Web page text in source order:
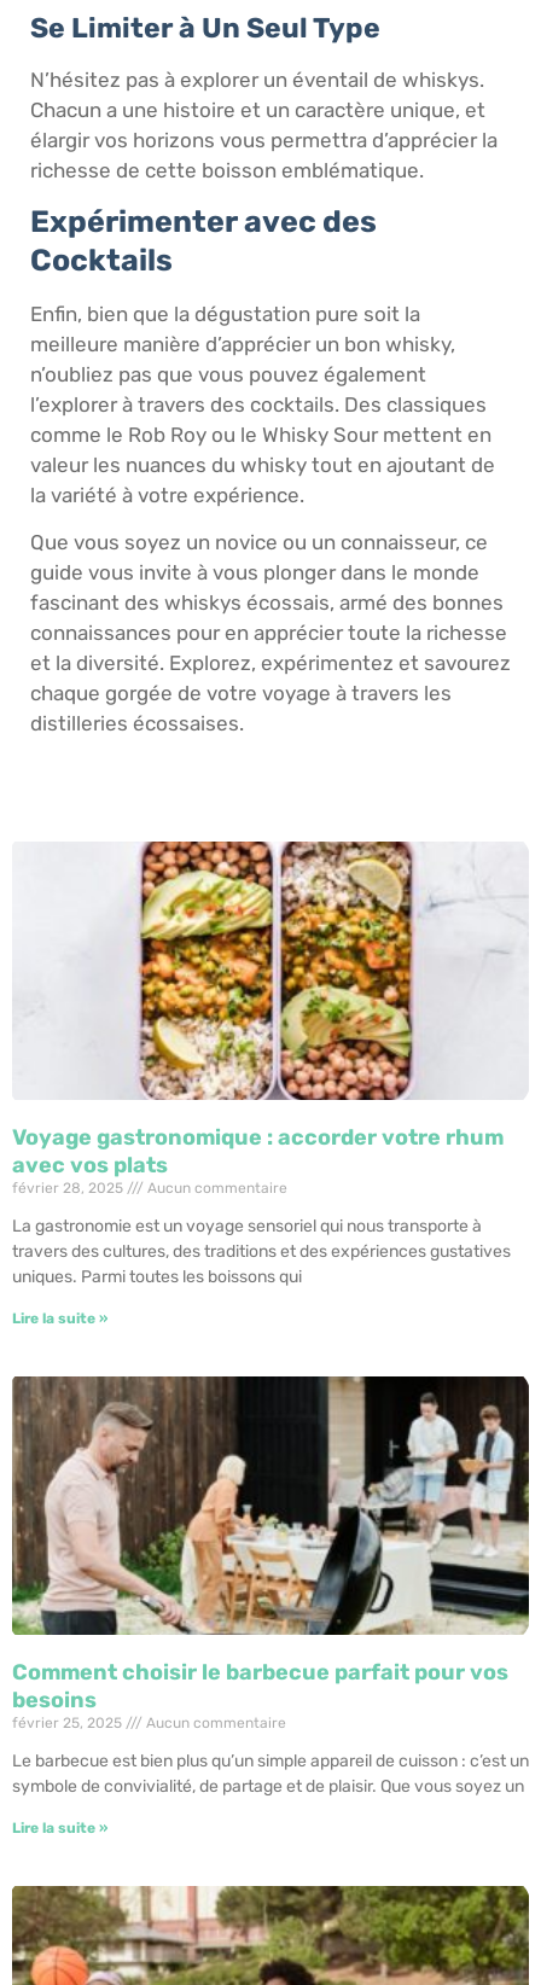
Se Limiter à Un Seul Type
N’hésitez pas à explorer un éventail de whiskys.
Chacun a une histoire et un caractère unique, et
élargir vos horizons vous permettra d’apprécier la
richesse de cette boisson emblématique.
Expérimenter avec des
Cocktails
Enfin, bien que la dégustation pure soit la
meilleure manière d’apprécier un bon whisky,
n’oubliez pas que vous pouvez également
l’explorer à travers des cocktails. Des classiques
comme le Rob Roy ou le Whisky Sour mettent en
valeur les nuances du whisky tout en ajoutant de
la variété à votre expérience.
Que vous soyez un novice ou un connaisseur, ce
guide vous invite à vous plonger dans le monde
fascinant des whiskys écossais, armé des bonnes
connaissances pour en apprécier toute la richesse
et la diversité. Explorez, expérimentez et savourez
chaque gorgée de votre voyage à travers les
distilleries écossaises.
Voyage gastronomique : accorder votre rhum
avec vos plats
février 28, 2025 Aucun commentaire
La gastronomie est un voyage sensoriel qui nous transporte à
travers des cultures, des traditions et des expériences gustatives
uniques. Parmi toutes les boissons qui
Lire la suite »
Comment choisir le barbecue parfait pour vos
besoins
février 25, 2025 Aucun commentaire
Le barbecue est bien plus qu’un simple appareil de cuisson : c’est un
symbole de convivialité, de partage et de plaisir. Que vous soyez un
Lire la suite »